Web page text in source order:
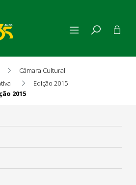
Câmara Cultural
Edição 2015
2015
Seleção 2015